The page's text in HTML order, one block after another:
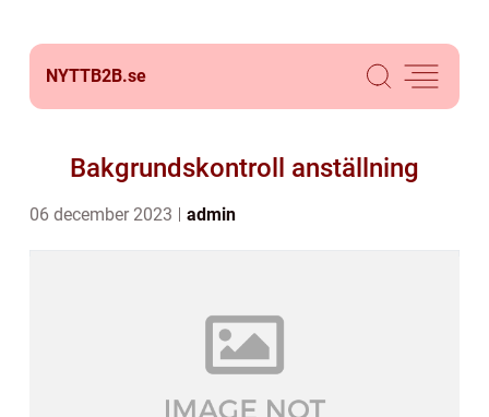
NYTTB2B.se
Bakgrundskontroll anställning
06 december 2023 admin